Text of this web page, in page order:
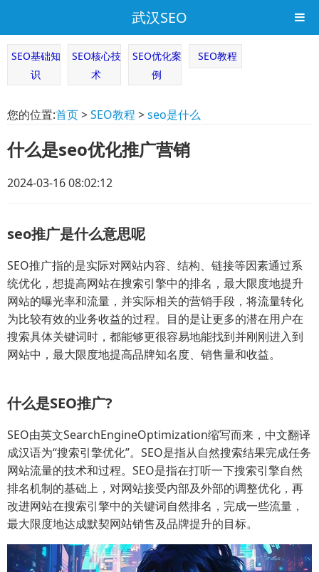
武汉SEO
SEO基础知
识
SEO核心技
术
SEO优化案
例
SEO教程
您的位置:首页>SEO教程 >seo是什么
什么是seo优化推广营销
2024-03-16 08:02:12
seo推广是什么意思呢
SEO推广指的是实际对网站内容、结构、链接等因素通过系
统优化，想提高网站在搜索引擎中的排名，最大限度地提升
网站的曝光率和流量，并实际相关的营销手段，将流量转化
为比较有效的业务收益的过程。目的是让更多的潜在用户在
搜索具体关键词时，都能够更很容易地能找到并刚刚进入到
网站中，最大限度地提高品牌知名度、销售量和收益。
什么是SEO推广?
SEO由英文SearchEngineOptimization缩写而来，中文翻译
成汉语为“搜索引擎优化”。SEO是指从自然搜索结果完成任务
网站流量的技术和过程。SEO是指在打听一下搜索引擎自然
排名机制的基础上，对网站接受内部及外部的调整优化，再
改进网站在搜索引擎中的关键词自然排名，完成一些流量，
最大限度地达成默契网站销售及品牌提升的目标。